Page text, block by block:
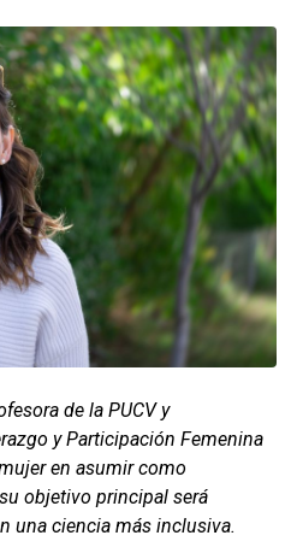
de la PUCV y
y Participación Femenina
en asumir como
objetivo principal será
una ciencia más inclusiva.